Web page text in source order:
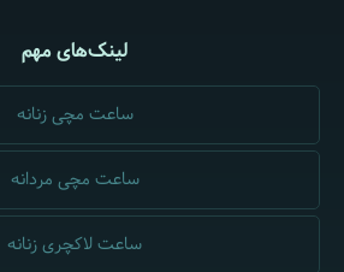
لینک‌های مهم
ساعت مچی زنانه
ساعت مچی مردانه
ساعت لاکچری زنانه